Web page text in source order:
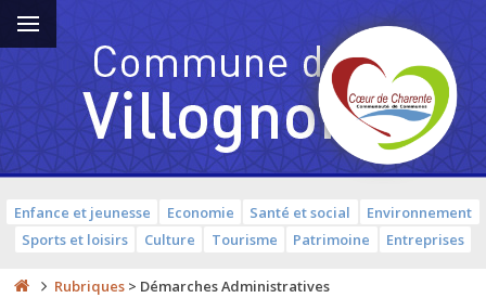
Enfance et jeunesse Economie Santé et social
Environnement
Sports et loisirs
Culture Tourisme Patrimoine Entreprises
Rubriques > Démarches Administratives